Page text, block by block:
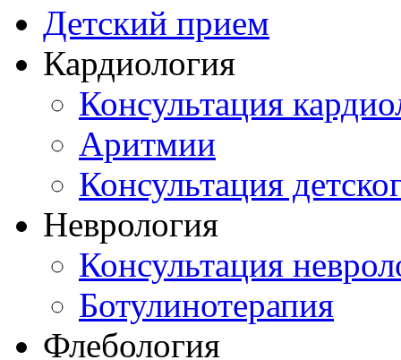
Детский прием
Кардиология
Консультация
Аритмии
Консультация
Неврология
Консультация
Ботулинотерапия
Флебология